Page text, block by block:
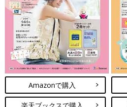
Amazonで購入
楽天ブックスで購入